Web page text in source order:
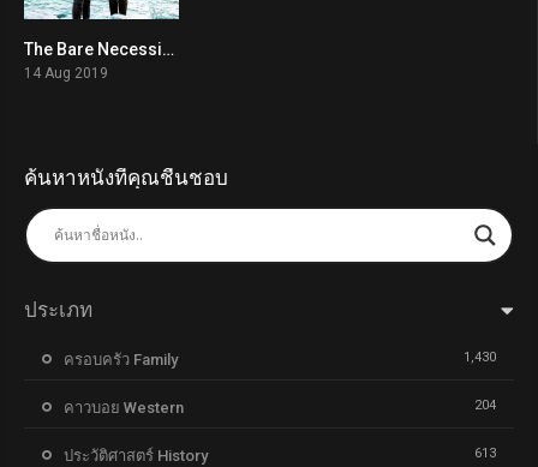
0The Bare Necessity (2019)
14 Aug 2019
ค้นหาหนังที่คุณชื่นชอบ
ประเภท
ครอบครัว Family 1,430
คาวบอย Western 204
ประวัติศาสตร์ History 613